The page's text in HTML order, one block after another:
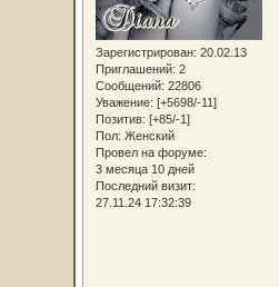
Зарегистрирован: 20.02.13
Приглашений: 2
Сообщений: 22806
Уважение: [+5698/-11]
Позитив: [+85/-1]
Пол: Женский
Провел на форуме:
3 месяца 10 дней
Последний визит:
27.11.24 17:32:39